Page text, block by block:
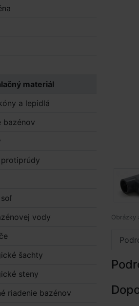
Obrázky
materiál
a lepidlá
bazénov
vody
šachty
steny
riadenie bazénov